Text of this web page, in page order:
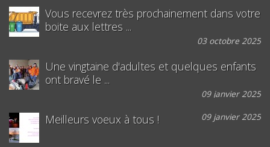
Vous recevrez très prochainement dans votre
boite aux lettres ...
03 octobre 2025
Une vingtaine d'adultes et quelques enfants
ont bravé le ...
09 janvier 2025
Meilleurs voeux à tous ! 09 janvier 2025